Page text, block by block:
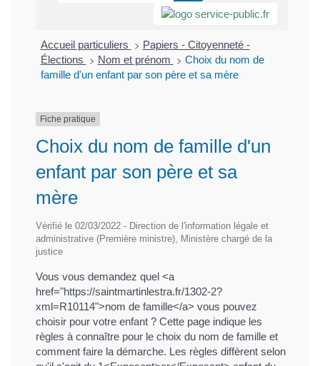
Accueil particuliers > Papiers - Citoyenneté -
Élections > Nom et prénom > Choix du nom de
famille d'un enfant par son père et sa mère
Fiche pratique
Choix du nom de famille d'un
enfant par son père et sa
mère
Vérifié le 02/03/2022 - Direction de l'information légale et
administrative (Première ministre), Ministère chargé de la
justice
Vous vous demandez quel <a
href="https://saintmartinlestra.fr/1302-2?
xml=R10114">nom de famille</a> vous pouvez
choisir pour votre enfant ? Cette page indique les
règles à connaître pour le choix du nom de famille et
comment faire la démarche. Les règles diffèrent selon